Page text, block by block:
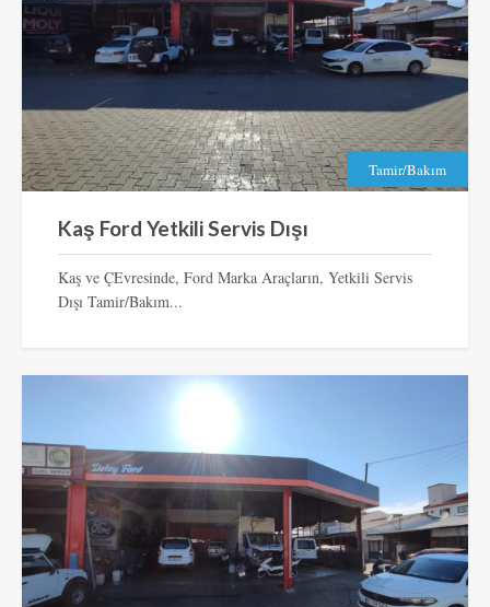
Tamir/Bakım
Kaş Ford Yetkili Servis Dışı
Kaş ve ÇEvresinde, Ford Marka Araçların, Yetkili Servis
Dışı Tamir/Bakım...